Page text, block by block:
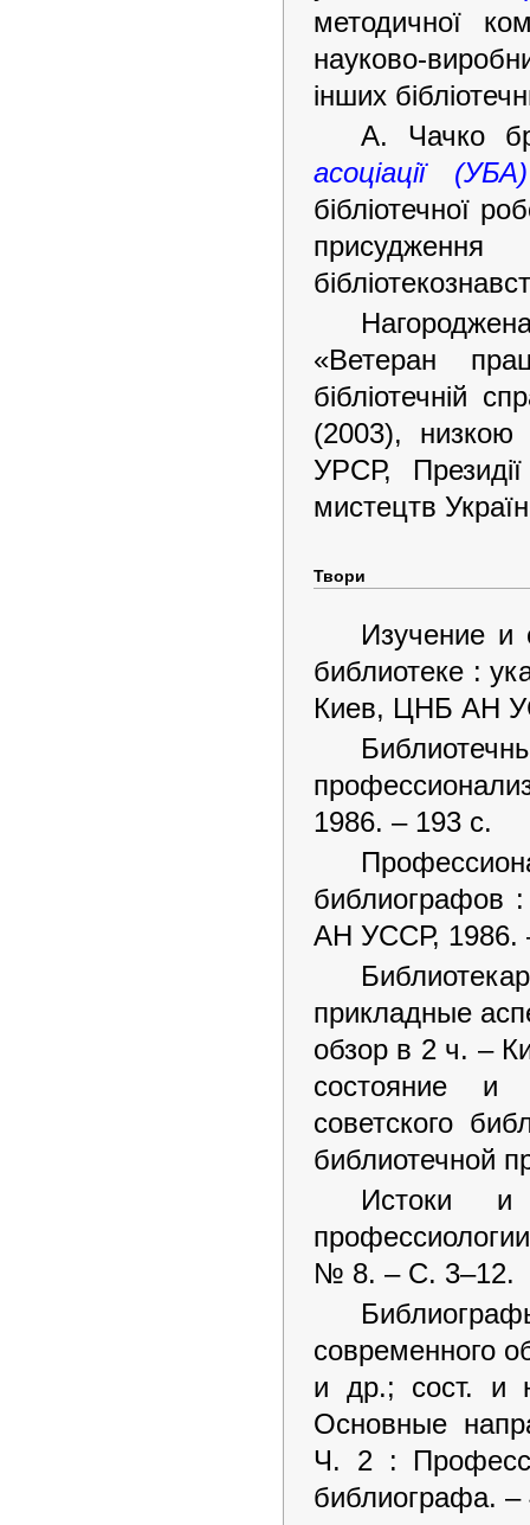
методичної
науково-
інших
А. Чачко
асоціації (УБА)
бібліотечної
«Ветеран
бібліотечній
(2003), низкою
УРСР,
мистецтв
Твори
Изучение и
библиотеке :
Киев, ЦНБ АН
1986. – 193 с.
библиографов
АН УССР, 1986.
прикладные
обзор в 2 ч. –
состояние и
советского
библиотечной
Истоки и
№ 8. – С. 3–12.
современного
и др.; сост. и
Основные
Ч. 2 :
библиографа. –